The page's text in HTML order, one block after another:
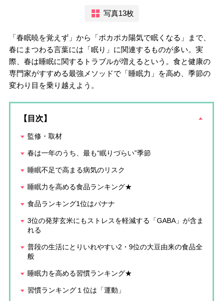
写真13枚
「春眠暁を覚えず」から「ポカポカ陽気で眠くなる」まで、
春にまつわる言葉には「眠り」に関連するものが多い。実
際、春は睡眠に関するトラブルが増えるという。食と健康の
専門家がすすめる最強メソッドで「睡眠力」を高め、季節の
変わり目を乗り越えよう。
【目次】
監修・取材
春は一年のうち、最も“眠りづらい”季節
睡眠不足で高まる病気のリスク
睡眠力を高める食品ランキング★
食品ランキング1位はバナナ
3位の発芽玄米にもストレスを軽減する「GABA」が含ま
れる
普段の生活にとりいれやすい2・9位の大豆由来の食品全
般
睡眠力を高める習慣ランキング★
習慣ランキング１位は「運動」